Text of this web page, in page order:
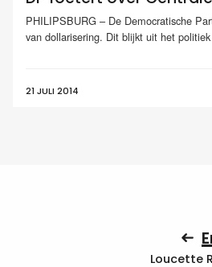
PHILIPSBURG – De Democratische
van dollarisering. Dit blijkt uit het
21 JULI 2014
Loucette